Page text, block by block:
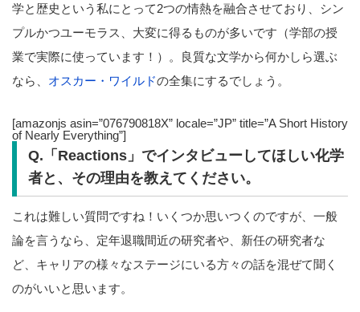
学と歴史という私にとって2つの情熱を融合させており、シン
プルかつユーモラス、大変に得るものが多いです（学部の授
業で実際に使っています！）。良質な文学から何かしら選ぶ
なら、 オスカー・ワイルドの全集にするでしょう。
[amazonjs asin=”076790818X” locale=”JP” title=”A Short History
of Nearly Everything”]
Q.「Reactions」でインタビューしてほしい化学
者と、その理由を教えてください。
これは難しい質問ですね！いくつか思いつくのですが、一般
論を言うなら、定年退職間近の研究者や、新任の研究者な
ど、キャリアの様々なステージにいる方々の話を混ぜて聞く
のがいいと思います。